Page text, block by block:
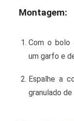
Montagem:
Com o bolo
um garfo e
Espalhe a
granulado